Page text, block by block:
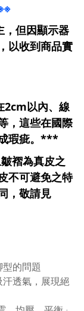
但因顯示器
以收到商品實
2cm以內、線
，這些在國際
瑕疵。***
褶為真皮之
不可避免之特
，敬請見
的問題
透氣，展現絕